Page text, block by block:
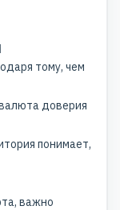
тому, чем
доверия
понимает,
важно